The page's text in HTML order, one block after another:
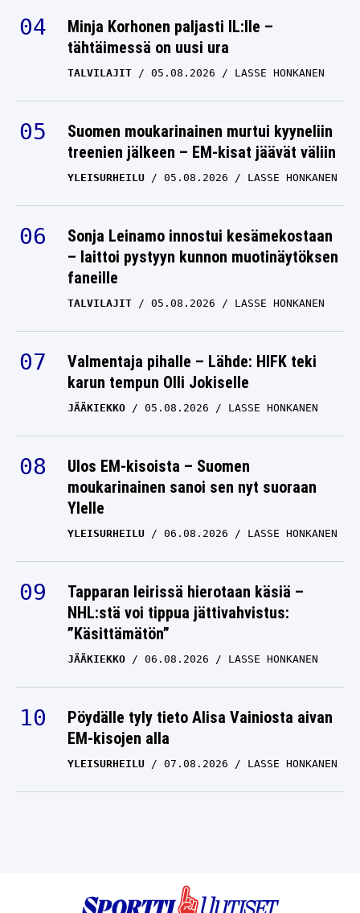
Minja Korhonen paljasti IL:lle –
tähtäimessä on uusi ura
TALVILAJIT 05.08.2026 LASSE HONKANEN
Suomen moukarinainen murtui kyyneliin
treenien jälkeen – EM-kisat jäävät väliin
YLEISURHEILU 05.08.2026 LASSE HONKANEN
Sonja Leinamo innostui kesämekostaan
– laittoi pystyyn kunnon muotinäytöksen
faneille
TALVILAJIT 05.08.2026 LASSE HONKANEN
Valmentaja pihalle – Lähde: HIFK teki
karun tempun Olli Jokiselle
JÄÄKIEKKO 05.08.2026 LASSE HONKANEN
Ulos EM-kisoista – Suomen
moukarinainen sanoi sen nyt suoraan
Ylelle
YLEISURHEILU 06.08.2026 LASSE HONKANEN
Tapparan leirissä hierotaan käsiä –
NHL:stä voi tippua jättivahvistus:
”Käsittämätön”
JÄÄKIEKKO 06.08.2026 LASSE HONKANEN
Pöydälle tyly tieto Alisa Vainiosta aivan
EM-kisojen alla
YLEISURHEILU 07.08.2026 LASSE HONKANEN